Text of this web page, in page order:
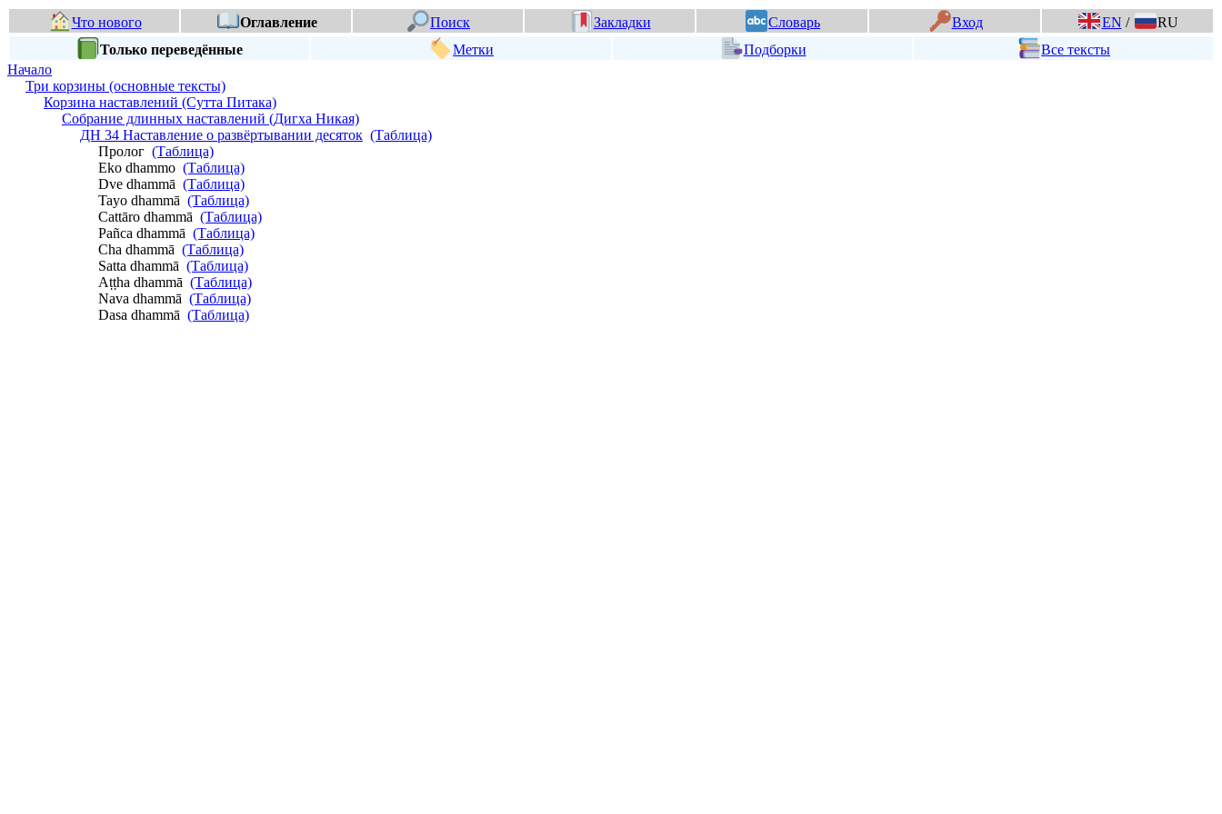
Что нового Оглавление Поиск Закладки Словарь Вход EN /
RU
Только переведённые
Метки Подборки
Все тексты
Начало
Три корзины (основные тексты)
Корзина наставлений (Сутта Питака)
Собрание длинных наставлений (Дигха Никая)
ДН 34 Наставление о развёртывании десяток (Таблица)
Пролог (Таблица)
Eko dhammo (Таблица)
Dve dhammā (Таблица)
Tayo dhammā (Таблица)
Cattāro dhammā (Таблица)
Pañca dhammā (Таблица)
Cha dhammā (Таблица)
Satta dhammā (Таблица)
Aṭṭha dhammā (Таблица)
Nava dhammā (Таблица)
Dasa dhammā (Таблица)